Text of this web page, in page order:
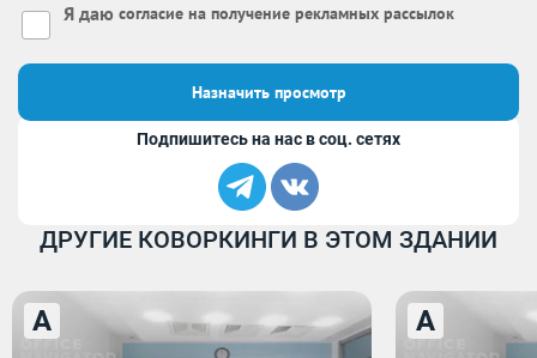
Я даю согласие на получение рекламных рассылок
Назначить просмотр
Подпишитесь на нас в соц. сетях
ДРУГИЕ КОВОРКИНГИ В ЭТОМ ЗДАНИИ
A A